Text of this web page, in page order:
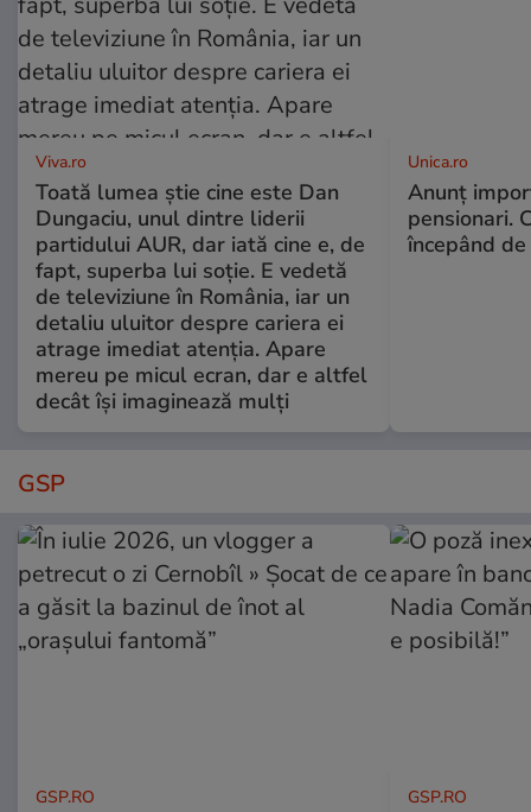
Viva.ro
Toată lumea știe cine este Dan
Dungaciu, unul dintre liderii
partidului AUR, dar iată cine e, de
fapt, superba lui soție. E vedetă
de televiziune în România, iar un
detaliu uluitor despre cariera ei
atrage imediat atenția. Apare
mereu pe micul ecran, dar e altfel
decât își imaginează mulți
Unica.ro
Anunț
pensionari.
începând
GSP
GSP.RO GSP.RO